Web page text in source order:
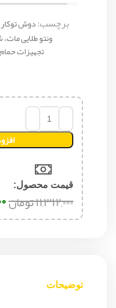
برچسب:دوش
ونتو طلایی
تجهیزات
قیمت محصول:​
۱۱,۳۱۲,۰۰۰تومان
توضیحات